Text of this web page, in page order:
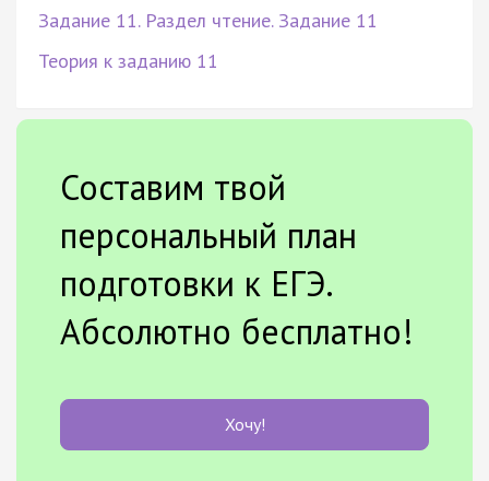
Задание 11. Раздел чтение. Задание 11
Теория к заданию 11
Составим твой
персональный план
подготовки к ЕГЭ.
Абсолютно бесплатно!
Хочу!